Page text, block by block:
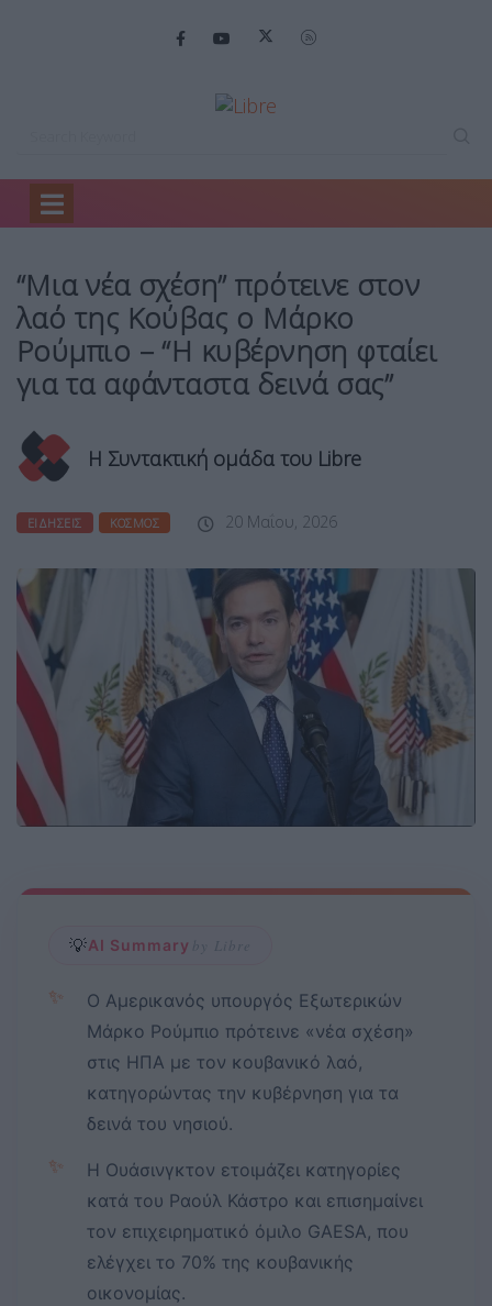
Home
“Μια νέα σχέση” πρότεινε στον
λαό της Κούβας ο Μάρκο
Ρούμπιο – “Η κυβέρνηση φταίει
για τα αφάνταστα δεινά σας”
Η Συντακτική ομάδα του Libre
ΕΙΔΉΣΕΙΣ ΚΌΣΜΟΣ 20 Μαΐου, 2026
💡AI Summary by Libre
✨
Ο Αμερικανός υπουργός Εξωτερικών
Μάρκο Ρούμπιο πρότεινε «νέα σχέση»
στις ΗΠΑ με τον κουβανικό λαό,
κατηγορώντας την κυβέρνηση για τα
δεινά του νησιού.
✨
Η Ουάσινγκτον ετοιμάζει κατηγορίες
κατά του Ραούλ Κάστρο και επισημαίνει
τον επιχειρηματικό όμιλο GAESA, που
ελέγχει το 70% της κουβανικής
οικονομίας.